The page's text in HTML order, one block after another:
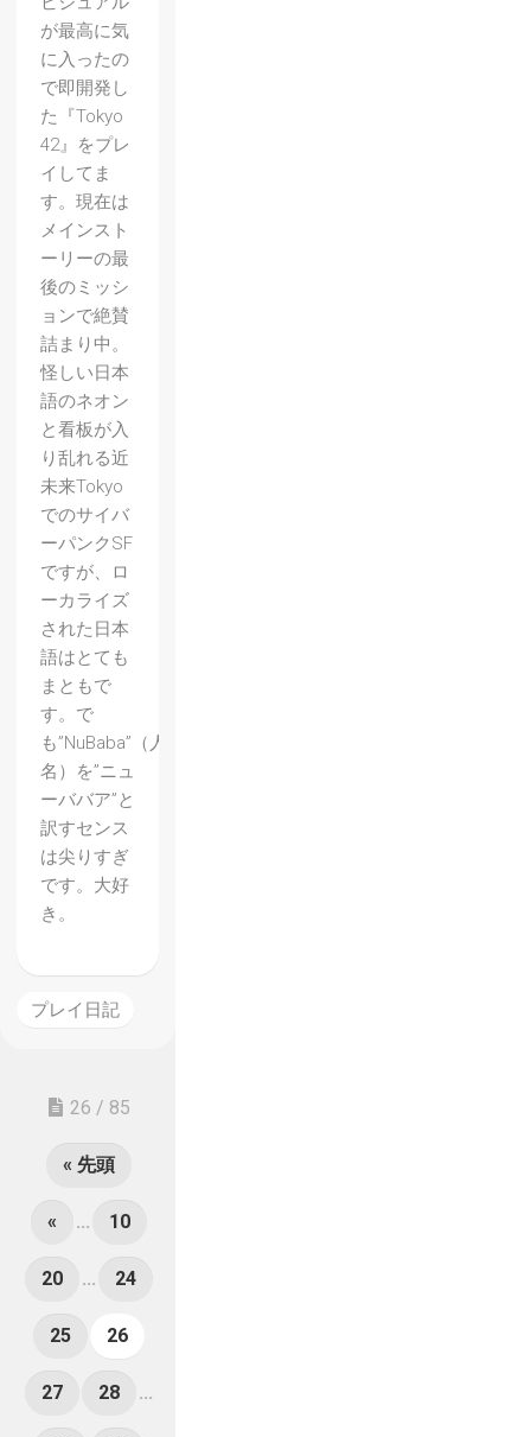
が最高に気
に入ったの
で即開発し
た『Tokyo
42』をプレ
イしてま
す。現在は
メインスト
ーリーの最
後のミッシ
ョンで絶賛
詰まり中。
怪しい日本
語のネオン
と看板が入
り乱れる近
未来Tokyo
でのサイバ
ーパンクSF
ですが、ロ
ーカライズ
された日本
語はとても
まともで
す。で
も”NuBaba”（人
名）を”ニュ
ーババア”と
訳すセンス
は尖りすぎ
です。大好
き。
プレイ日記
26 / 85
« 先頭
« ... 10
20 ... 24
25 26
27 28 ...